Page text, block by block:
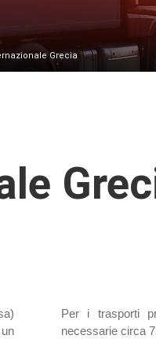
Grecia
Per i trasporti
necessarie circa